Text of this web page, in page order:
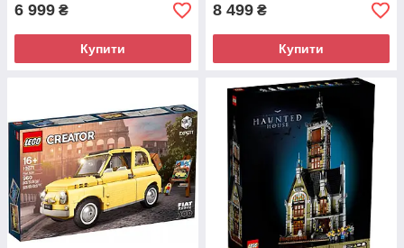
6 999 ₴
Купити
8 499 ₴
Купити